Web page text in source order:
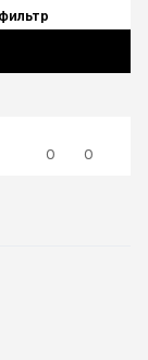
фильтр
0
0